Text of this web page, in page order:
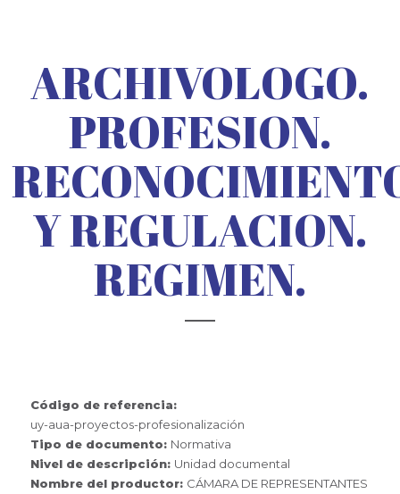
ARCHIVOLOGO.
PROFESION.
Y REGULACION.
REGIMEN.
Código de referencia:
uy-aua-proyectos-profesionalización
Tipo de documento: Normativa
Nivel de descripción: Unidad documental
Nombre del productor: CÁMARA DE REPRESENTANTES